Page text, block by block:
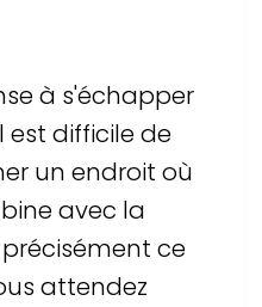
à s'échapper
est difficile de
un endroit où
avec la
ce
attendez